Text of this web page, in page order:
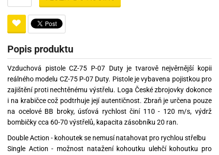
Popis produktu
Vzduchová pistole CZ-75 P-07 Duty je tvarově nejvěrnější kopii
reálného modelu CZ-75 P-07 Duty. Pistole je vybavena pojistkou pro
zajištění proti nechtěnému výstřelu. Loga České zbrojovky dokonce
i na krabičce což podtrhuje její autentičnost. Zbraň je určena pouze
na ocelové BB broky, úsťová rychlost činí 110 - 120 m/s, výdrž
bombičky cca 60-70 výstřelů, kapacita zásobníku 20 ran.
Double Action - kohoutek se nemusí natahovat pro rychlou střelbu
Single Action - možnost natažení kohoutku ulehčí kohoutku pro